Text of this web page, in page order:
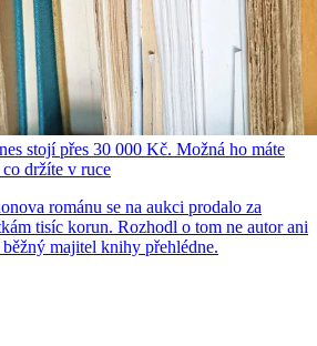
stojí přes 30 000 Kč. Možná ho máte
držíte v ruce
románu se na aukci prodalo za
tisíc korun. Rozhodl o tom ne autor ani
majitel knihy přehlédne.